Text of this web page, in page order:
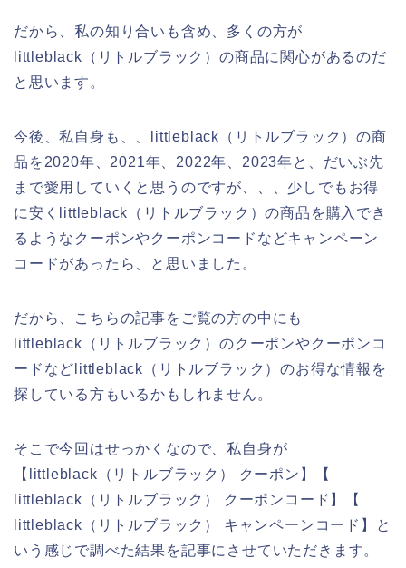
だから、私の知り合いも含め、多くの方が
littleblack（リトルブラック）の商品に関心があるのだ
と思います。
今後、私自身も、、littleblack（リトルブラック）の商
品を2020年、2021年、2022年、2023年と、だいぶ先
まで愛用していくと思うのですが、、、少しでもお得
に安くlittleblack（リトルブラック）の商品を購入でき
るようなクーポンやクーポンコードなどキャンペーン
コードがあったら、と思いました。
だから、こちらの記事をご覧の方の中にも
littleblack（リトルブラック）のクーポンやクーポンコ
ードなどlittleblack（リトルブラック）のお得な情報を
探している方もいるかもしれません。
そこで今回はせっかくなので、私自身が
【littleblack（リトルブラック） クーポン】【
littleblack（リトルブラック） クーポンコード】【
littleblack（リトルブラック） キャンペーンコード】と
いう感じで調べた結果を記事にさせていただきます。